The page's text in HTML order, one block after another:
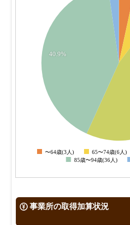
40.9%
0
〜64歳(3人) 65〜74歳(6人)
85歳〜94歳(36人)
事業所の取得加算状況